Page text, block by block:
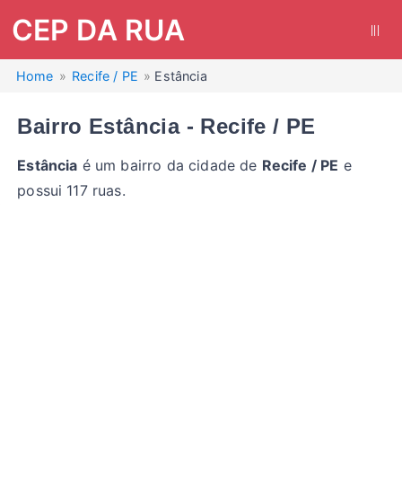
CEP DA RUA
Home Recife / PE Estância
Bairro Estância - Recife / PE
Estância é um bairro da cidade de Recife / PE e
possui 117 ruas.